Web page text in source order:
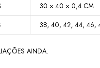
30 × 40 × 0,4 CM
38, 40, 42, 44, 46,
AINDA.